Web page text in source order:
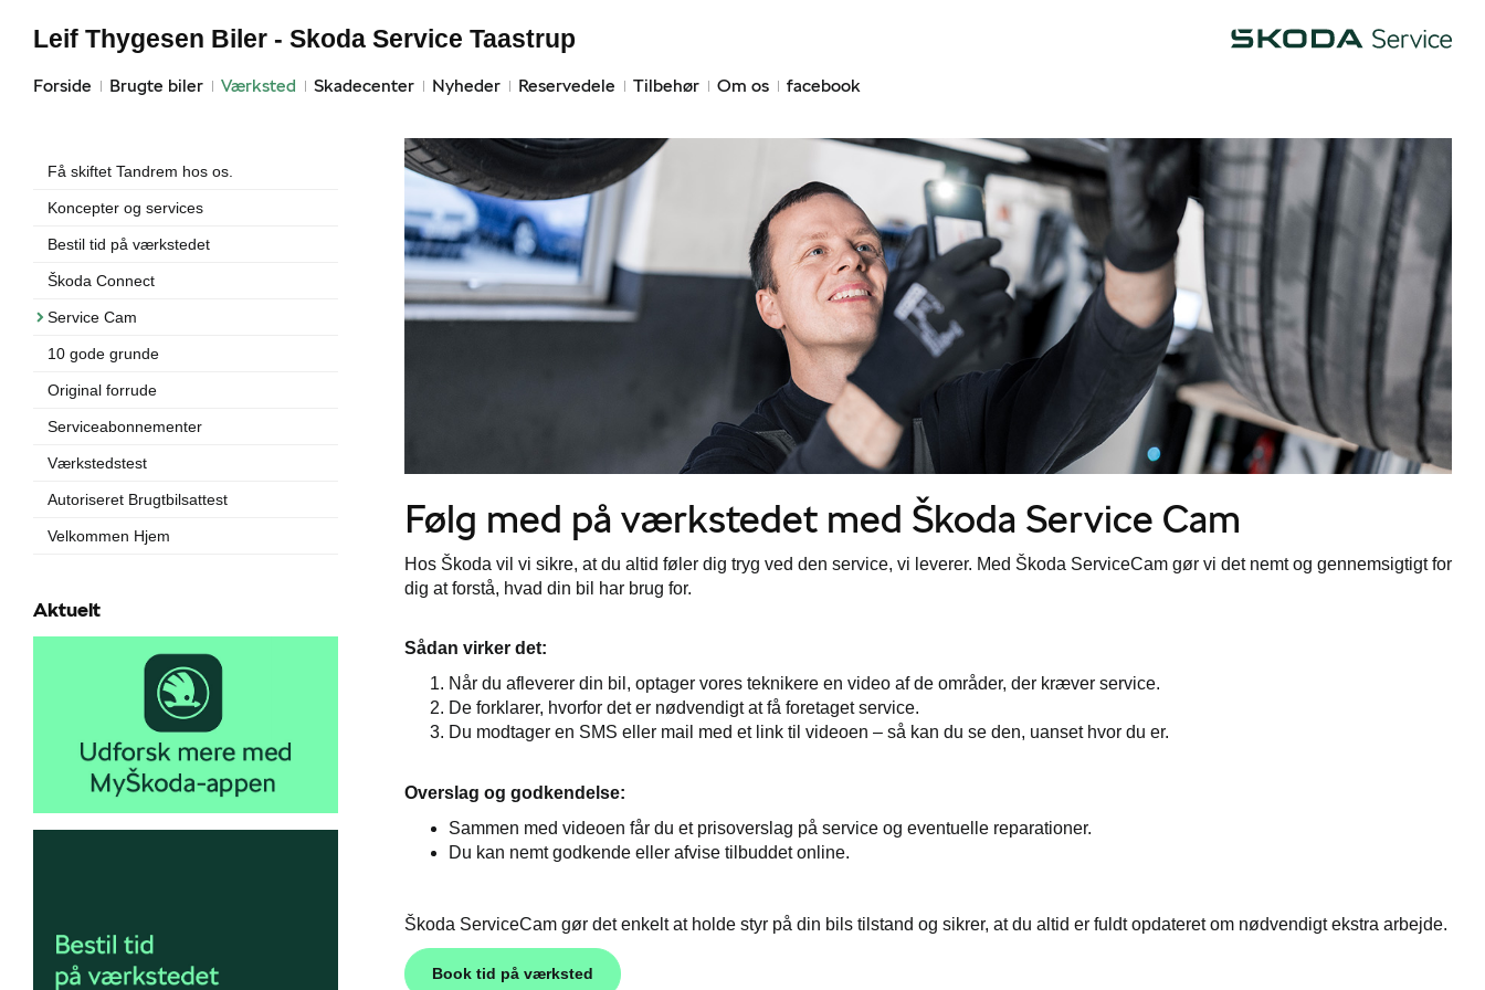
Forside Brugte biler Værksted Skadecenter Nyheder Reservedele Tilbehør Om os facebook
Škoda
Leif Thygesen Biler - Skoda Service Taastrup
Få skiftet Tandrem hos os.
Koncepter og services
Bestil tid på værkstedet
Škoda Connect
Service Cam
10 gode grunde
Original forrude
Serviceabonnementer
Værkstedstest
Autoriseret Brugtbilsattest
Velkommen Hjem
Aktuelt
Følg med på værkstedet med Škoda Service Cam
Hos Škoda vil vi sikre, at du altid føler dig tryg ved den service, vi leverer. Med Škoda ServiceCam gør vi det nemt og gennemsigtigt for
dig at forstå, hvad din bil har brug for.
Sådan virker det:
Når du afleverer din bil, optager vores teknikere en video af de områder, der kræver service.
De forklarer, hvorfor det er nødvendigt at få foretaget service.
Du modtager en SMS eller mail med et link til videoen – så kan du se den, uanset hvor du er.
Overslag og godkendelse:
Sammen med videoen får du et prisoverslag på service og eventuelle reparationer.
Du kan nemt godkende eller afvise tilbuddet online.
Škoda ServiceCam gør det enkelt at holde styr på din bils tilstand og sikrer, at du altid er fuldt opdateret om nødvendigt ekstra arbejde.
Book tid på værksted